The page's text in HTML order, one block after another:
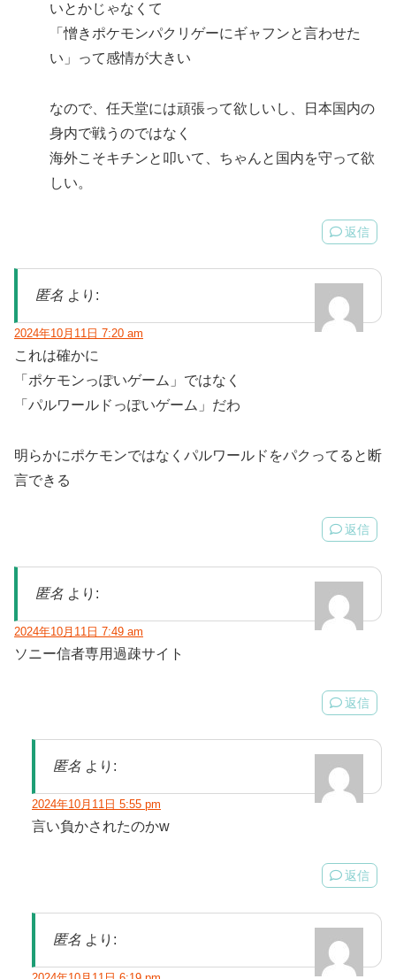
いとかじゃなくて
「憎きポケモンパクリゲーにギャフンと言わせた
い」って感情が大きい
なので、任天堂には頑張って欲しいし、日本国内の
身内で戦うのではなく
海外こそキチンと叩いて、ちゃんと国内を守って欲
しい。
返信
匿名 より:
2024年10月11日 7:20 am
これは確かに
「ポケモンっぽいゲーム」ではなく
「パルワールドっぽいゲーム」だわ
明らかにポケモンではなくパルワールドをパクってると断
言できる
返信
匿名 より:
2024年10月11日 7:49 am
ソニー信者専用過疎サイト
返信
匿名 より:
2024年10月11日 5:55 pm
言い負かされたのかw
返信
匿名 より: